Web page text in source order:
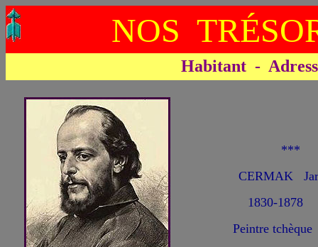
NOS
Habitant -
CERMAK
1830-1878
Peintre tchèque